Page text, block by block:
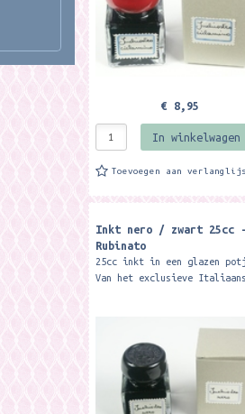
€ 8,95
In winkelwagen
Toevoegen aan
Inkt nero / zwart 25cc -
Rubinato
25cc inkt in een glazen
Van het exclusieve